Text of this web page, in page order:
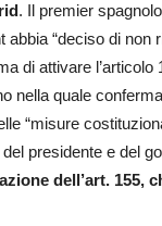
. Il premier
“deciso di non
di attivare l’articolo
nella quale
“misure
presidente e del
dell’art. 155,